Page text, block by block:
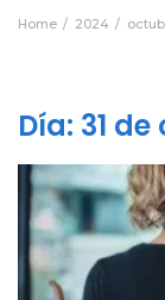
Home 2024
Día: 31